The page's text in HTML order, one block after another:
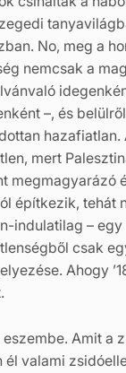
No, meg a
nemcsak a
–, és
mert
megmagyarázó
építkezik, tehát
indulatilag –
csak
Ahogy
Amit
valami